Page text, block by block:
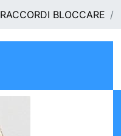
RACCORDI BLOCCARE